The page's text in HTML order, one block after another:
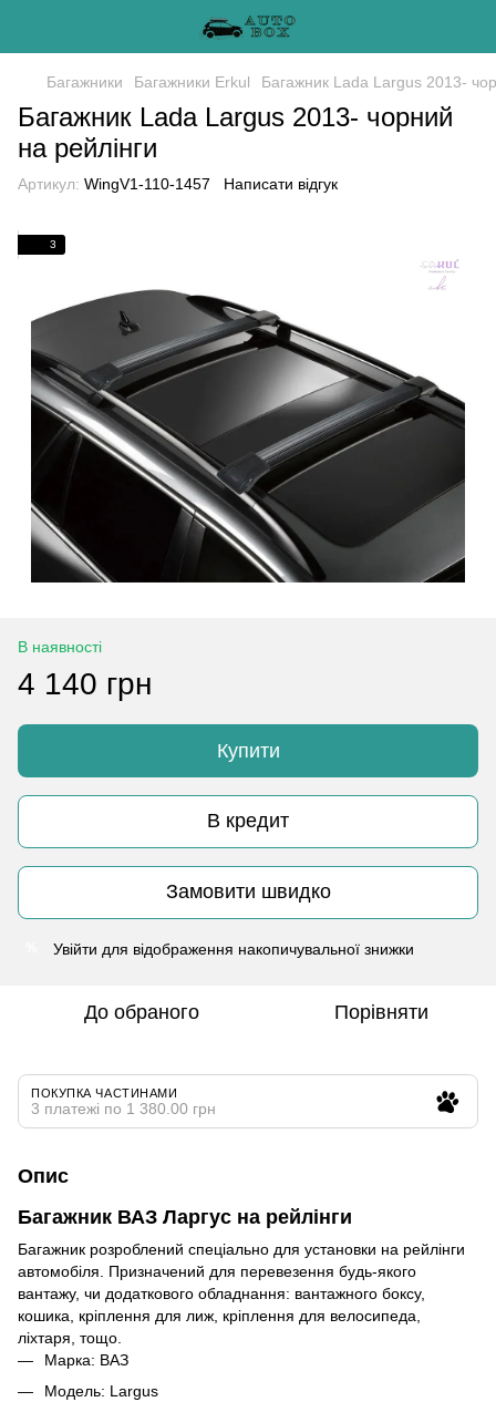
Багажники Багажники Erkul Багажник Lada Largus 2013-
Багажник Lada Largus 2013- чорний
на рейлінги
Артикул: WingV1-110-1457 Написати відгук
3
В наявності
4 140 грн
Купити
В кредит
Замовити швидко
Увійти для відображення накопичувальної знижки
До обраного Порівняти
ПОКУПКА ЧАСТИНАМИ
3 платежі по 1 380.00 грн
Опис
Багажник ВАЗ Ларгус на рейлінги
Багажник розроблений спеціально для установки на рейлінги
автомобіля. Призначений для перевезення будь-якого
вантажу, чи додаткового обладнання: вантажного боксу,
кошика, кріплення для лиж, кріплення для велосипеда,
ліхтаря, тощо.
Марка: ВАЗ
Модель: Largus